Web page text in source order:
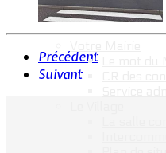
Précédent
Suivant